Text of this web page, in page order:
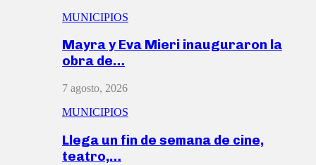
MUNICIPIOS
Mayra y Eva Mieri inauguraron la
obra de…
7 agosto, 2026
MUNICIPIOS
Llega un fin de semana de cine,
teatro,…